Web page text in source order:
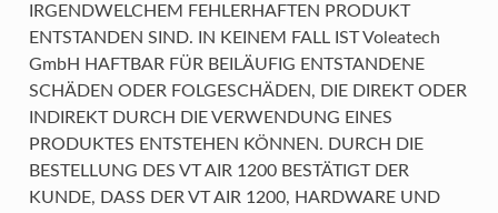
IRGENDWELCHEM FEHLERHAFTEN PRODUKT
ENTSTANDEN SIND. IN KEINEM FALL IST Voleatech
GmbH HAFTBAR FÜR BEILÄUFIG ENTSTANDENE
SCHÄDEN ODER FOLGESCHÄDEN, DIE DIREKT ODER
INDIREKT DURCH DIE VERWENDUNG EINES
PRODUKTES ENTSTEHEN KÖNNEN. DURCH DIE
BESTELLUNG DES VT AIR 1200 BESTÄTIGT DER
KUNDE, DASS DER VT AIR 1200, HARDWARE UND